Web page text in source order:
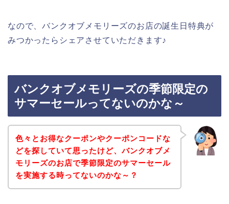
なので、バンクオブメモリーズのお店の誕生日特典が
みつかったらシェアさせていただきます♪
バンクオブメモリーズの季節限定の
サマーセールってないのかな～
色々とお得なクーポンやクーポンコードな
どを探していて思ったけど、バンクオブメ
モリーズのお店で季節限定のサマーセール
を実施する時ってないのかな～？